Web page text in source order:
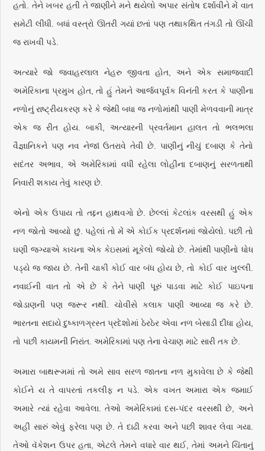
હતો. તેને ખબર હતી તે જાણીને મને થયેલો અપાર સંતોષ દર્શાવીને મેં વાત
સમેટી લીધી. બધાં વસ્ત્રો ઊતરી ગયાં છતાં પણ તથાકથિત તંગડી તો ઊંચી
જ રાખવી પડે.
અત્યારે જો જવાહરલાલ નેહરુ જીવતા હોત, અને એક સમાજવાદી
અમેરિકાના પ્રમુખ હોત, તો હું તેમને આર્જવપૂર્વક વિનંતી કરત કે પાણીના
નળોનું રાષ્ટ્રીયકરણ કરે કે જેથી બધા જ નળોમાંથી પાણી મેળવવાની માત્ર
એક જ રીત હોય. બાકી, અત્યારની પ્રવર્તમાન હાલત તો ભલભલા
વૈજ્ઞાનિકને પણ નવ નેજાં ઉતરાવે તેવી છે. પાણીનું નીચું દબાણ કે તેનો
સદંતર અભાવ, એ અમેરિકામાં વધી રહેલા લોહીના દબાણનું સરળતાથી
નિવારી શકાય તેવું કારણ છે.
એનો એક ઉપાય તો તદ્દન હાથવગો છે. છેલ્લાં કેટલાંક વરસથી હું એક
નળ જોતો આવ્યો છું. પહેલાં તો મેં એ કોઈક પ્રદર્શનમાં જોયેલો. પછી તો
ઘણી જગ્યાએ કાચના એક કેઇસમાં મૂકેલો જોયો છે. તેમાંથી પાણીનો ધોધ
પડ્યે જ જાય છે. તેની ચાકી કોઈ વાર બંધ હોય છે, તો કોઈ વાર ખુલ્લી.
નવાઈની વાત તો એ છે કે તેને પાણી પૂરું પાડવા માટે કોઈ પાઇપના
જોડાણની પણ જરૂર નથી. ચોવીસે કલાક પાણી આવ્યા જ કરે છે.
ભારતના સદાયે દુષ્કાળગ્રસ્ત પ્રદેશોમાં ઠેરઠેર એવા નળ બેસાડી દીધા હોય,
તો પછી કાયમની નિરાંત. અમેરિકામાં પણ તેના વેચાણ માટે સારી તક છે.
અમારા બાથરૂમમાં તો અમે સાવ સરળ જાતના નળ મુકાવેલા છે કે જેથી
કોઈને ય તે વાપરતાં તકલીફ ન પડે. એક વખત અમારા એક જમાઈ
અમારે ત્યાં રહેવા આવેલા. તેઓ અમેરિકામાં દસ-પંદર વરસથી છે, અને
અહીં સારું એવું ફરેલા પણ છે. તે દાઢી કરવા અને પછી શાવર લેવા ગયા.
તેઓ વૅકેશન ઉપર હતા, એટલે તેમને વધારે વાર થઈ, તેમાં અમને ચિંતાનું